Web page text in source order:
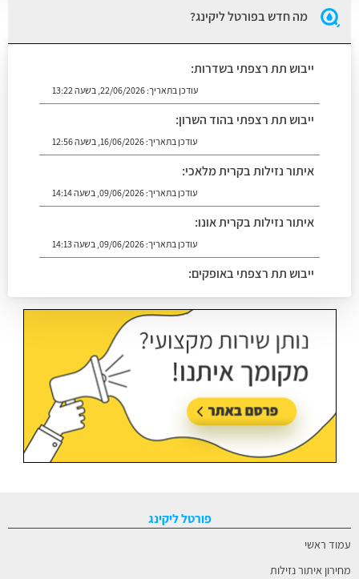
מה חדש בפורטל ליקינג?
ייבוש תת רצפתי בשדרות:
עודכן בתאריך:22/06/2026, בשעה 13:22
ייבוש תת רצפתי בהוד השרון:
עודכן בתאריך:16/06/2026, בשעה 12:56
איתור נזילות בקרית מלאכי:
עודכן בתאריך:09/06/2026, בשעה 14:14
איתור נזילות בקרית אונו:
עודכן בתאריך:09/06/2026, בשעה 14:13
ייבוש תת רצפתי באופקים:
עודכן בתאריך:02/07/2026, בשעה 14:06
פורטל ליקינג
עמוד ראשי
מחירון איתור נזילות